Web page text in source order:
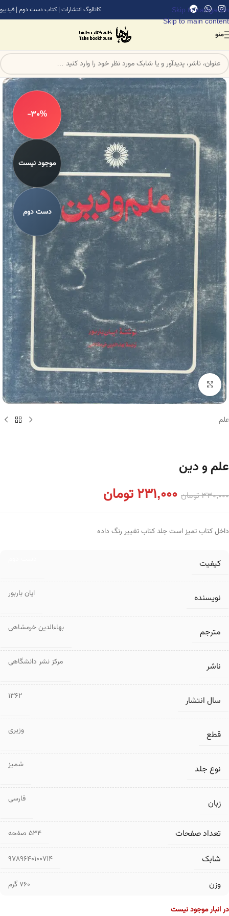
Skip to navigation
Skip to main content
کاتالوگ انتشارات | کتاب دست دوم | فیدیبو
منو
-30%
موجود نیست
دست دوم
برای بزرگنمایی کلیک کنید
علم
علم و دین
330,000تومان 231,000تومان
داخل کتاب تمیز است جلد کتاب تغییر رنگ داده
کیفیت
نویسنده ایان باربور
مترجم بهاءالدین خرمشاهی
ناشر مرکز نشر دانشگاهی
سال انتشار 1362
قطع وزیری
نوع جلد شمیز
زبان فارسی
تعداد صفحات ۵۳۴ صفحه
شابک 9789640100714
وزن 760 گرم
در انبار موجود نیست